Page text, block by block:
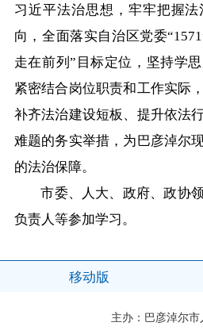
智能问答
走进巴彦淖尔
行政区划 自然地理
人文历史
习近平法治思想，牢牢把握
向，全面落实自治区党委
走在前列”目标定位，坚持学
紧密结合岗位职责和工作实际
补齐法治建设短板、提升依法
难题的务实举措，为巴彦淖尔
的法治保障。
市委、人大、政府、政协
负责人等参加学习。
移动版
主办：巴彦淖尔市